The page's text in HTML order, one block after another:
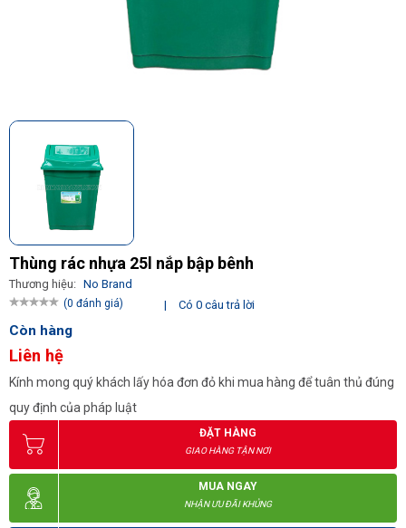
Thùng rác nhựa 25l nắp bập bênh
Thương hiệu: No Brand
(0 đánh giá) | Có 0 câu trả lời
Còn hàng
Liên hệ
Kính mong quý khách lấy hóa đơn đỏ khi mua hàng để tuân thủ đúng
quy định của pháp luật
ĐẶT HÀNG
GIAO HÀNG TẬN NƠI
MUA NGAY
NHẬN ƯU ĐÃI KHỦNG